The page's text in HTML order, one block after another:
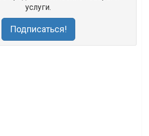
услуги.
Подписаться!